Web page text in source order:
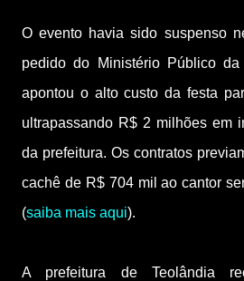
O evento havia sido suspenso
pedido do Ministério Público
apontou o alto custo da festa
ultrapassando R$ 2 milhões em
da prefeitura. Os contratos
cachê de R$ 704 mil ao cantor
(saiba mais aqui).
A prefeitura de Teolândia